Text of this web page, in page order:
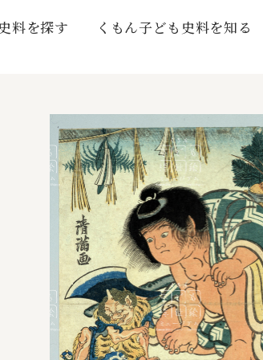
料を探す くもん子ども史料を知る